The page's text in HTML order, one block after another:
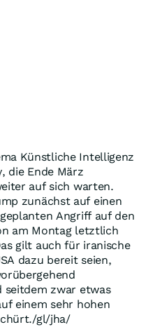
Künstliche Intelligenz
die Ende März
auf sich warten.
zunächst auf einen
Angriff auf den
am Montag letztlich
gilt auch für iranische
dazu bereit seien,
seitdem zwar etwas
einem sehr hohen
gl/jha/